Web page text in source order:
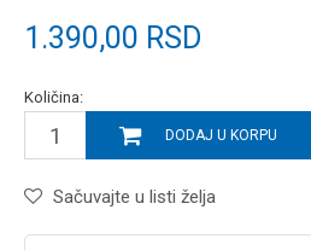
1.390,00 RSD
Količina:
DODAJ U KORPU
Sačuvajte u listi želja